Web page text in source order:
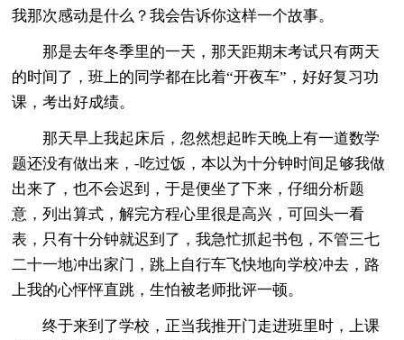
我那次感动是什么？我会告诉你这样一个故事。
那是去年冬季里的一天，那天距期末考试只有两天
的时间了，班上的同学都在比着“开夜车”，好好复习功
课，考出好成绩。
那天早上我起床后，忽然想起昨天晚上有一道数学
题还没有做出来，-吃过饭，本以为十分钟时间足够我做
出来了，也不会迟到，于是便坐了下来，仔细分析题
意，列出算式，解完方程心里很是高兴，可回头一看
表，只有十分钟就迟到了，我急忙抓起书包，不管三七
二十一地冲出家门，跳上自行车飞快地向学校冲去，路
上我的心怦怦直跳，生怕被老师批评一顿。
终于来到了学校，正当我推开门走进班里时，上课